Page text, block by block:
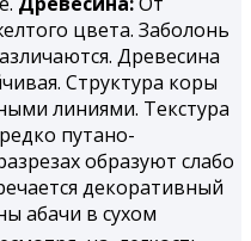
цвета. Заболонь
Древесина
Структура коры
линиями. Текстура
путано-
образуют слабо
декоративный
абачи в сухом